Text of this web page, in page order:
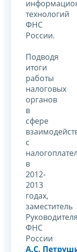
технологий
ФНС
России.
Подводя
итоги
работы
налоговых
органов
в
сфере
с
в
2012-
2013
годах,
заместитель
Руководителя
ФНС
России
А.С.